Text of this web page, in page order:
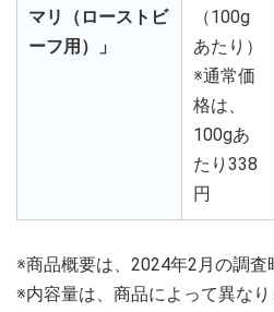
マリ（ローストビ
ーフ用）」
（100g
あたり）
※通常価
格は、
100gあ
たり338
円
※商品概要は、2024年2月の調査
※内容量は、商品によって異な